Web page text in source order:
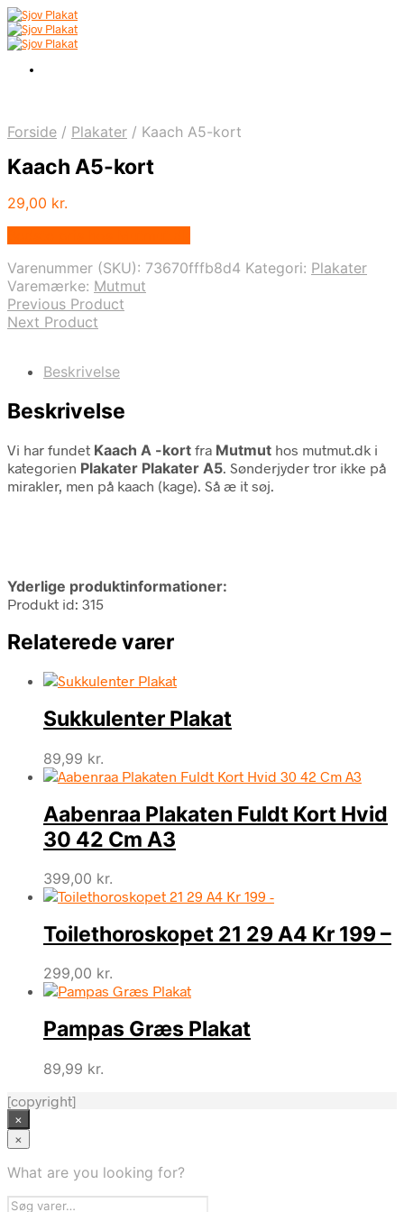
Forside / Plakater / Kaach A5-kort
Kaach A5-kort
29,00 kr.
Varenummer (SKU): 73670fffb8d4 Kategori: Plakater
Varemærke: Mutmut
Previous Product
Next Product
Beskrivelse
Beskrivelse
Vi har fundet Kaach A -kort fra Mutmut hos mutmut.dk i
kategorien Plakater Plakater A5. Sønderjyder tror ikke på
mirakler, men på kaach (kage). Så æ it søj.
Yderlige produktinformationer:
Produkt id: 315
Relaterede varer
Sukkulenter Plakat
89,99 kr.
Aabenraa Plakaten Fuldt Kort Hvid
30 42 Cm A3
399,00 kr.
Toilethoroskopet 21 29 A4 Kr 199 –
299,00 kr.
Pampas Græs Plakat
89,99 kr.
[copyright]
×
×
What are you looking for?